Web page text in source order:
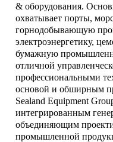
& оборудования.
охватывает порты,
горнодобывающую
электроэнергетику,
бумажную
отличной
профессиональными
основой и обширным
Sealand Equipment
интегрированным
объединяющим
промышленной